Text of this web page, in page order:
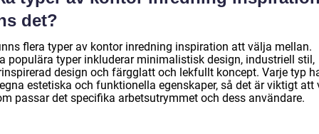
det?
flera typer av kontor inredning inspiration att välja mellan.
populära typer inkluderar minimalistisk design, industriell stil,
design och färgglatt och lekfullt koncept. Varje typ
estetiska och funktionella egenskaper, så det är viktigt att
passar det specifika arbetsutrymmet och dess användare.